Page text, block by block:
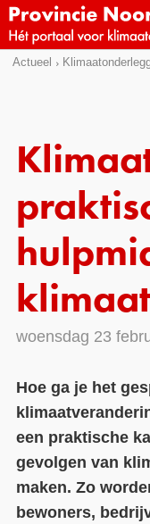
Sla
Direct
naar
menu
Direct
naar
pagina
Actueel
woensdag 23
Hoe ga je het
een praktische
gevolgen van
maken. Zo
bewoners,